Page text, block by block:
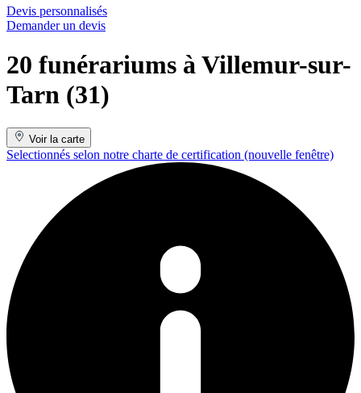
Devis personnalisés
Demander un devis
20 funérariums à Villemur-sur-
Tarn (31)
Voir la carte
Selectionnés selon notre charte de certification (nouvelle fenêtre)